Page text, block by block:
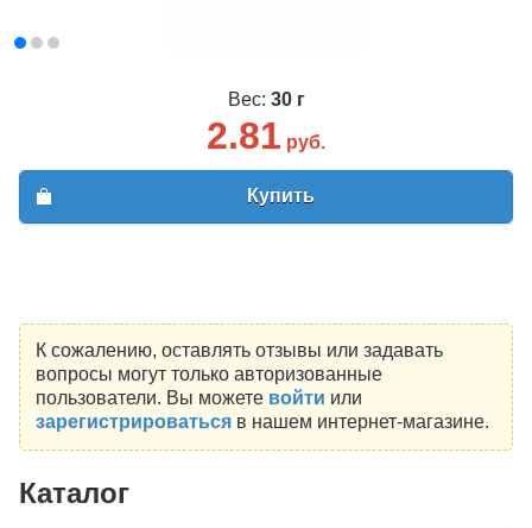
Вес: 30 г
2.81 руб.
Купить
К сожалению, оставлять отзывы или задавать
вопросы могут только авторизованные
пользователи. Вы можете войти или
зарегистрироватьсяв нашем интернет-магазине.
Каталог